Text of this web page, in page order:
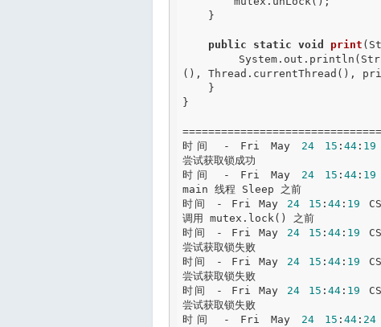
public static void print
(), Thread.currentThread(),
}
时间 - Fri May 24 15 :44 : 19
尝试获取锁成功
时间 - Fri May 24 15 :44 : 19
main 线程 Sleep 之前
时间 - Fri May 24 15 : 44: 19
调用 mutex.lock() 之前
时间 - Fri May 24 15 : 44: 19
尝试获取锁失败
时间 - Fri May 24 15 : 44: 19
尝试获取锁失败
时间 - Fri May 24 15 : 44: 19
尝试获取锁失败
时间 - Fri May 24 15 :44 : 24